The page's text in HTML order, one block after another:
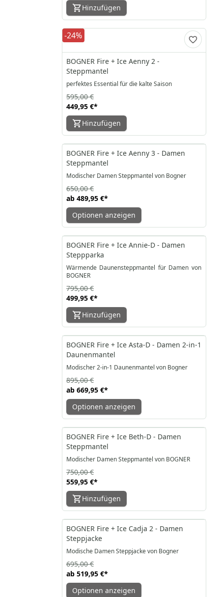
Hinzufügen
-24%
BOGNER Fire + Ice Aenny 2 -
Steppmantel
perfektes Essential für die kalte Saison
449,95 €*
595,00 €
Hinzufügen
-25%
BOGNER Fire + Ice Aenny 3 - Damen
Steppmantel
Modischer Damen Steppmantel von Bogner
ab 489,95 €*
650,00 €
Optionen anzeigen
-37%
BOGNER Fire + Ice Annie-D - Damen
Steppparka
Wärmende Daunensteppmantel für Damen von
BOGNER
499,95 €*
795,00 €
Hinzufügen
-25%
BOGNER Fire + Ice Asta-D - Damen 2-in-1
Daunenmantel
Modischer 2-in-1 Daunenmantel von Bogner
ab 669,95 €*
895,00 €
Optionen anzeigen
-25%
BOGNER Fire + Ice Beth-D - Damen
Steppmantel
Modischer Damen Steppmantel von BOGNER
559,95 €*
750,00 €
Hinzufügen
-25%
BOGNER Fire + Ice Cadja 2 - Damen
Steppjacke
Modische Damen Steppjacke von Bogner
ab 519,95 €*
695,00 €
Optionen anzeigen